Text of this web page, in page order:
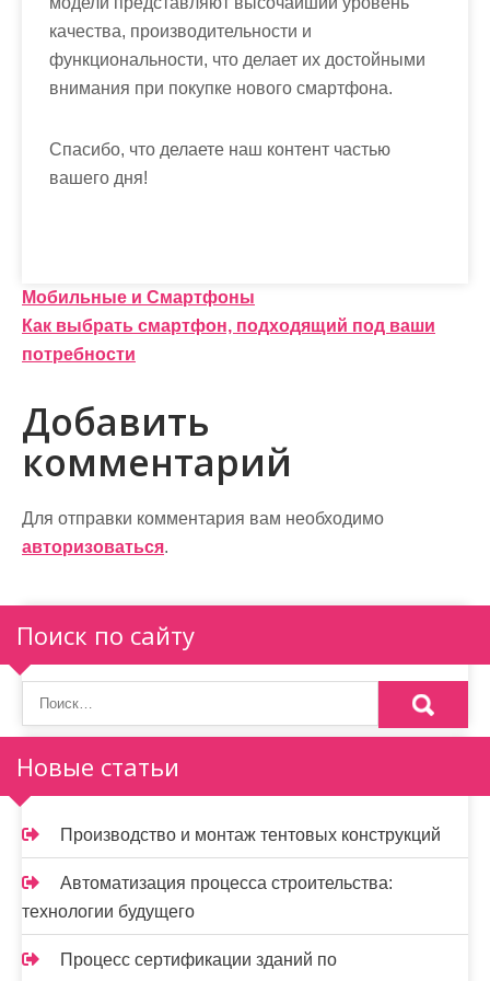
качества, производительности и
функциональности, что делает их достойными
внимания при покупке нового смартфона.
Спасибо, что делаете наш контент частью
вашего дня!
Н
а
и
г
а
ц
я
п
о
з
а
п
и
с
я
Мобильные и Смартфоны
Как выбрать смартфон, подходящий под ваши
потребности
Добавить
комментарий
Для отправки комментария вам необходимо
авторизоваться.
Поиск по сайту
Новые статьи
Производство и монтаж тентовых конструкций
Автоматизация процесса строительства:
технологии будущего
Процесс сертификации зданий по